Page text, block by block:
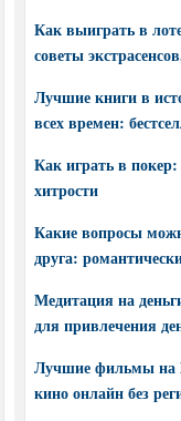
Как выиграть в
советы
Лучшие книги в
всех времен:
Как играть в
хитрости
Какие вопросы
друга:
Медитация на
для привлечения
Лучшие фильмы на
кино онлайн без